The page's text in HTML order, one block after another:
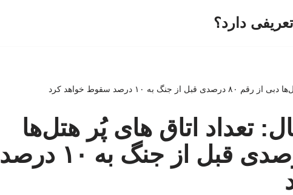
دارد؟
۱۰ درصد سقوط خواهد کرد
تعداد اتاق های پُر هتل‌ها
دبی از رقم ۸۰ درصدی قبل از جنگ به ۱۰ درصد